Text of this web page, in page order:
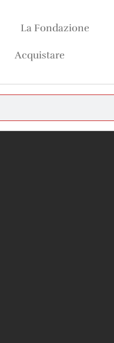
La Fondazione
Acquistare